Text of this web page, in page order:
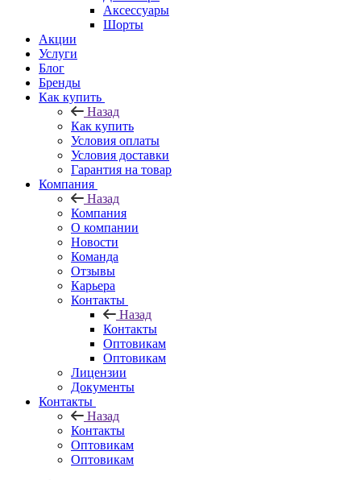
Аксессуары
Шорты
Акции
Услуги
Блог
Бренды
Как купить
Назад
Как купить
Условия оплаты
Условия доставки
Гарантия на товар
Компания
Назад
Компания
О компании
Новости
Команда
Отзывы
Карьера
Контакты
Назад
Контакты
Оптовикам
Оптовикам
Лицензии
Документы
Контакты
Назад
Контакты
Оптовикам
Оптовикам